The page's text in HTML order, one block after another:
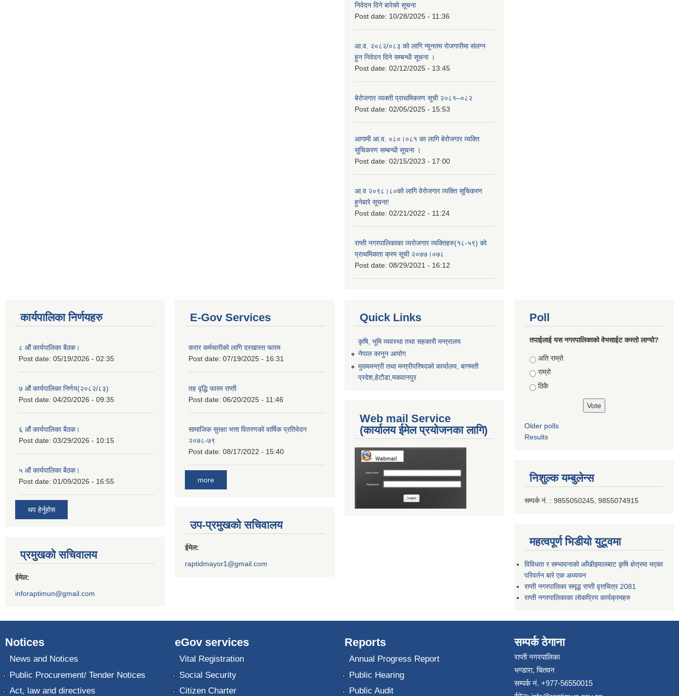
निवेदन दिने बारेको सूचना
Post date: 10/28/2025 - 11:36
आ.व. २०८२/०८३ को लागि न्यूनतम रोजगारीमा संलग्न
हुन निवेदन दिने सम्बन्धी सूचना ।
Post date: 02/12/2025 - 13:45
बेरोजगार व्यक्ती प्राथमिकरण सूची २०८१–०८२
Post date: 02/05/2025 - 15:53
आगामी आ.व. ०८०।०८१ का लागि बेरोजगार व्यक्ति
सुचिकरण सम्बन्धी सूचना ।
Post date: 02/15/2023 - 17:00
आ.व २०९८।८०को लागि वेरोजगार व्यक्ति सूचिकरण
हुनेबारे सूचना!
Post date: 02/21/2022 - 11:24
राप्ती नगरपालिकाका व्यरोजगार व्यक्तिहरु(१८-५९) को
प्राथमिकता क्रम सूची २०७७।०७८
Post date: 08/29/2021 - 16:12
कार्यपालिका निर्णयहरु
८ औं कार्यपालिका बैठक।
Post date: 05/19/2026 - 02:35
७ औं कार्यपालिका निर्णय(२०८२/८३)
Post date: 04/20/2026 - 09:35
६ औं कार्यपालिका बैठक।
Post date: 03/29/2026 - 10:15
५ औं कार्यपालिका बैठक।
Post date: 01/09/2026 - 16:55
थप हेर्नुहोस
प्रमुखको सचिवालय
ईमेल:
inforaptimun@gmail.com
E-Gov Services
करार कर्मचारीको लागि दरखास्त फारम
Post date: 07/19/2025 - 16:31
तह वृद्धि फारम राप्ती
Post date: 06/20/2025 - 11:46
सामाजिक सुरक्षा भत्ता वितरणको वार्षिक प्रतिवेदन
२०७८-७९
Post date: 08/17/2022 - 15:40
more
उप-प्रमुखको सचिवालय
ईमेल:
raptidmayor1@gmail.com
Quick Links
कृषि, भूमि व्यवस्था तथा सहकारी मन्त्रालय
नेपाल कानुन आयोग
मुख्यमन्त्री तथा मन्त्रीपरिषदको कार्यालय, बागमती
प्रदेश,हेटाैडा,मकवानपुर
Web mail Service
(कार्यालय ईमेल प्रयोजनका लागि)
Poll
तपाईलाई यस नगरपालिकाको वेभसाईट कस्तो लाग्यो?
Choices
अति राम्रो
राम्रो
ठिकै
Older polls
Results
निशुल्क यम्बुलेन्स
सम्पर्क नं. : 9855050245, 9855074915
महत्वपूर्ण भिडीयो युटूवमा
विविधता र सम्भावनाको आँखीझ्यालबाट कृषि क्षेत्रमा भएका
परिवर्तन बारे एक अध्ययन
राप्ती नगरपालिका समृद्ध राप्ती वृत्तचित्र 2081
राप्ती नगरपालिकाका लोकप्रिय कार्यक्रमहरु
Notices
News and Notices
Public Procurement/ Tender Notices
Act, law and directives
eGov services
Vital Registration
Social Security
Citizen Charter
Reports
Annual Progress Report
Public Hearing
Public Audit
सम्पर्क ठेगाना
राप्ती नगरपालिका
भण्डारा, चितवन
सम्पर्क नं. +977-56550015